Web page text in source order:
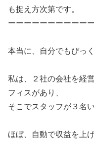
も捉え方次第です。
ーーーーーーーーーー
本当に、自分でもびっ
私は、２社の会社を経
フィスがあり、
そこでスタッフが３名
ほぼ、自動で収益を上